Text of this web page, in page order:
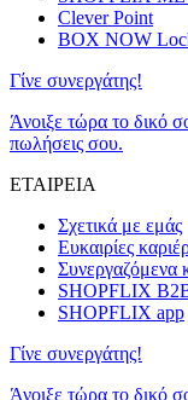
Clever Point
BOX NOW
Γίνε συνεργάτης!
Άνοιξε τώρα το δικό
πωλήσεις σου.
ΕΤΑΙΡΕΙΑ
Σχετικά με εμάς
Ευκαιρίες
Συνεργαζόμενα
SHOPFLIX
SHOPFLIX app
Γίνε συνεργάτης!
Άνοιξε τώρα το δικό